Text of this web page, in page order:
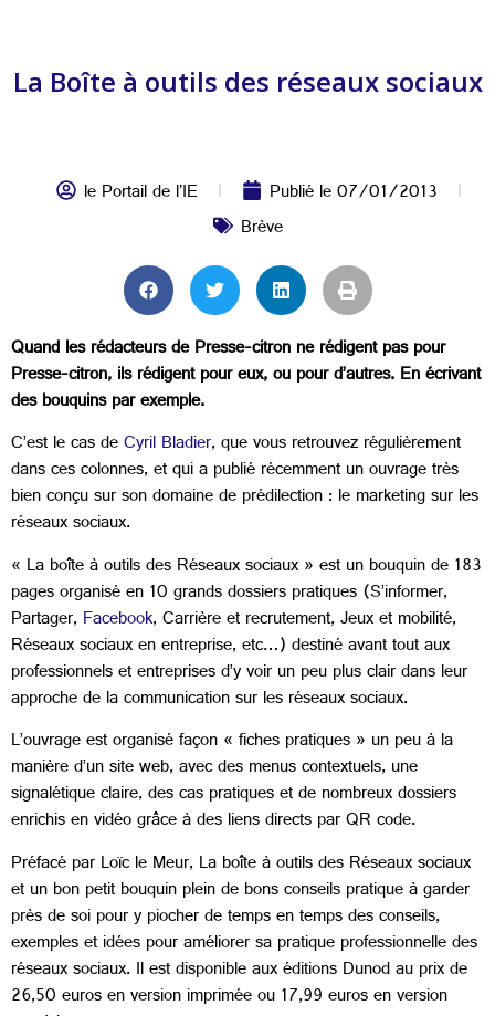
La Boîte à outils des réseaux sociaux
le Portail de l'IE Publié le07/01/2013
Brève
Quand les rédacteurs de Presse-citron ne rédigent pas pour
Presse-citron, ils rédigent pour eux, ou pour d’autres. En écrivant
des bouquins par exemple.
C’est le cas deCyril Bladier, que vous retrouvez régulièrement
dans ces colonnes, et qui a publié récemment un ouvrage très
bien conçu sur son domaine de prédilection : le marketing sur les
réseaux sociaux.
« La boîte à outils des Réseaux sociaux » est un bouquin de 183
pages organisé en 10 grands dossiers pratiques (S’informer,
Partager,Facebook, Carrière et recrutement, Jeux et mobilité,
Réseaux sociaux en entreprise, etc…) destiné avant tout aux
professionnels et entreprises d’y voir un peu plus clair dans leur
approche de la communication sur les réseaux sociaux.
L’ouvrage est organisé façon « fiches pratiques » un peu à la
manière d’un site web, avec des menus contextuels, une
signalétique claire, des cas pratiques et de nombreux dossiers
enrichis en vidéo grâce à des liens directs par QR code.
Préfacé par Loïc le Meur, La boîte à outils des Réseaux sociaux
et un bon petit bouquin plein de bons conseils pratique à garder
près de soi pour y piocher de temps en temps des conseils,
exemples et idées pour améliorer sa pratique professionnelle des
réseaux sociaux. Il est disponible aux éditions Dunod au prix de
26,50 euros en version imprimée ou 17,99 euros en version